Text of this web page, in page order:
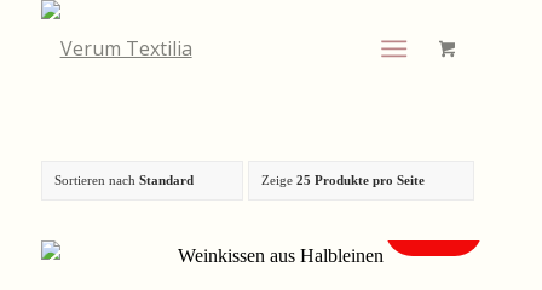
Sortieren nach Standard Zeige 25 Produkte pro Seite